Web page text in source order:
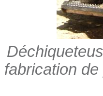
fabrication